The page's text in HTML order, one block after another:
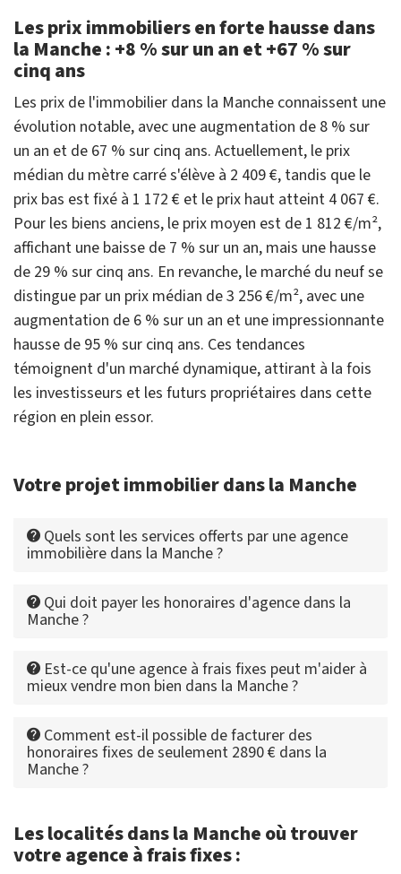
Les prix immobiliers en forte hausse dans
la Manche : +8 % sur un an et +67 % sur
cinq ans
Les prix de l'immobilier dans la Manche connaissent une
évolution notable, avec une augmentation de 8 % sur
un an et de 67 % sur cinq ans. Actuellement, le prix
médian du mètre carré s'élève à 2 409 €, tandis que le
prix bas est fixé à 1 172 € et le prix haut atteint 4 067 €.
Pour les biens anciens, le prix moyen est de 1 812 €/m²,
affichant une baisse de 7 % sur un an, mais une hausse
de 29 % sur cinq ans. En revanche, le marché du neuf se
distingue par un prix médian de 3 256 €/m², avec une
augmentation de 6 % sur un an et une impressionnante
hausse de 95 % sur cinq ans. Ces tendances
témoignent d'un marché dynamique, attirant à la fois
les investisseurs et les futurs propriétaires dans cette
région en plein essor.
Votre projet immobilier dans la Manche
Quels sont les services offerts par une agence
immobilière dans la Manche ?
Qui doit payer les honoraires d'agence dans la
Manche ?
Est-ce qu'une agence à frais fixes peut m'aider à
mieux vendre mon bien dans la Manche ?
Comment est-il possible de facturer des
honoraires fixes de seulement 2890 € dans la
Manche ?
Les localités dans la Manche où trouver
votre agence à frais fixes :